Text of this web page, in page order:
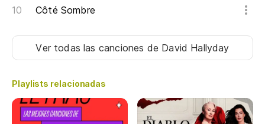
Côté Sombre
Ver todas las canciones de David Hallyday
Playlists relacionadas